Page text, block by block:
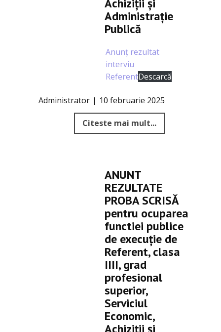
Achiziții și
Administrație
Publică
Anunț rezultat
interviu
ReferentDescarcă
Administrator 10 februarie 2025
Citeste mai mult...
ANUNT
REZULTATE
PROBA SCRISĂ
pentru ocuparea
functiei publice
de execuție de
Referent, clasa
IIII, grad
profesional
superior,
Serviciul
Economic,
Achiziții și